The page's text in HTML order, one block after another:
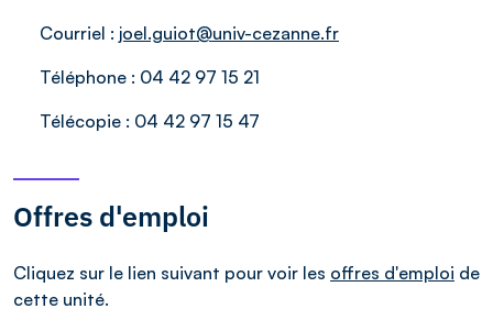
Courriel : joel.guiot@univ-cezanne.fr
Téléphone : 04 42 97 15 21
Télécopie : 04 42 97 15 47
Offres d'emploi
Cliquez sur le lien suivant pour voir les offres d'emploi de
cette unité.